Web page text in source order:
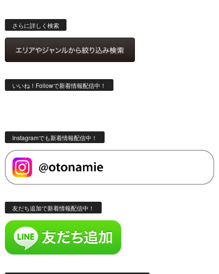
ス
索
さらに詳しく検索
いいね！Followで新着情報配信中！
Instagramでも新着情報配信中！
友だち追加で新着情報配信中！